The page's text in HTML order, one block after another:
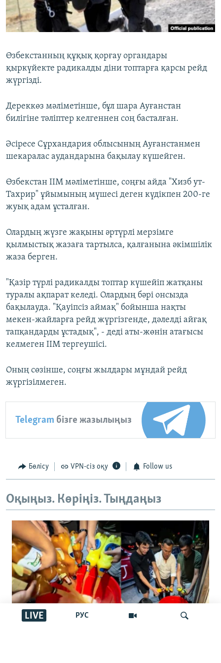
ЖАЗЫЛЫҢЫЗ
Басқа тілдерде
РУС
LIVE
Өзбекстанның құқық қорғау органдары
қыркүйекте радикалды діни топтарға қарсы рейд
жүргізді.
Дереккөз мәліметінше, бұл шара Ауғанстан
билігіне тәліптер келгеннен соң басталған.
Әсіресе Сұрхандария облысының Ауғанстанмен
шекаралас аудандарына бақылау күшейген.
Өзбекстан ІІМ мәліметінше, соңғы айда "Хизб ут-
Тахрир" ұйымының мүшесі деген күдікпен 200-ге
жуық адам ұсталған.
Олардың жүзге жақыны әртүрлі мерзімге
қылмыстық жазаға тартылса, қалғанына әкімшілік
жаза берген.
"Қазір түрлі радикалды топтар күшейіп жатқаны
туралы ақпарат келеді. Олардың бәрі онсызда
бақылауда. "Қауіпсіз аймақ" бойынша нақты
мекен-жайларға рейд жүргізгенде, дәлелді айғақ
тапқандарды ұстадық", - деді аты-жөнін атағысы
келмеген ІІМ тергеушісі.
Оның сөзінше, соңғы жылдары мұндай рейд
жүргізілмеген.
Telegram бізге жазылыңыз
Бөлісу VPN-сіз оқу Follow us
Оқыңыз. Көріңіз. Тыңдаңыз